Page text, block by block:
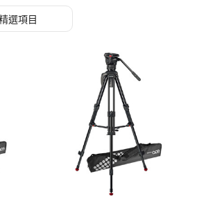
選購時可按承重、高度、收納長度和快拆規
型號和用途核對。